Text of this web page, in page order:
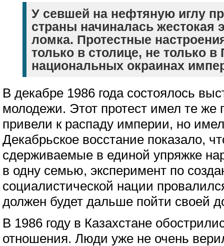
У севшей на нефтяную иглу
страны начиналась жестокая
ломка. Протестные
только в столице, не только
национальных окраинах
В декабре 1986 года состоялось
молодежи. Этот протест имел те же
привели к распаду империи, но
Декабрьское восстание показало,
сдерживаемые в единой упряжке
в одну семью, эксперимент по
социалистической нации
должен будет дальше пойти своей
В 1986 году в Казахстане
отношения. Люди уже не очень